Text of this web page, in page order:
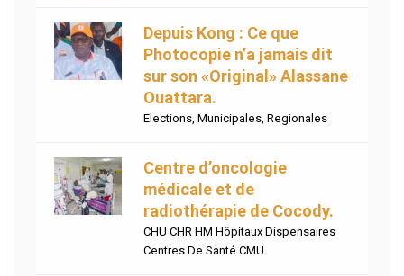
Depuis Kong : Ce que
Photocopie n’a jamais dit
sur son «Original» Alassane
Ouattara.
Elections Municipales Regionales
Centre d’oncologie
médicale et de
radiothérapie de Cocody.
CHU CHR HM Hôpitaux Dispensaires
Centres De Santé CMU.